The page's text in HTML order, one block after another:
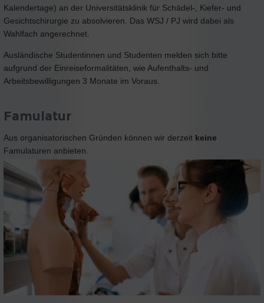
Kalendertage) an der Universitätsklinik für Schädel-, Kiefer- und
Gesichtschirurgie zu absolvieren. Das WSJ / PJ wird dabei als
Wahlfach angerechnet.
Ausländische Studentinnen und Studenten melden sich bitte
aufgrund der Einreiseformalitäten, wie Aufenthalts- und
Arbeitsbewilligungen 3 Monate im Voraus.
Famulatur
Aus organisatorischen Gründen können wir derzeit keine
Famulaturen anbieten.